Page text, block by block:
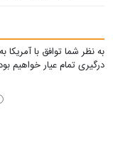
به نظر شما توافق با
درگیری تمام عیار خواهیم